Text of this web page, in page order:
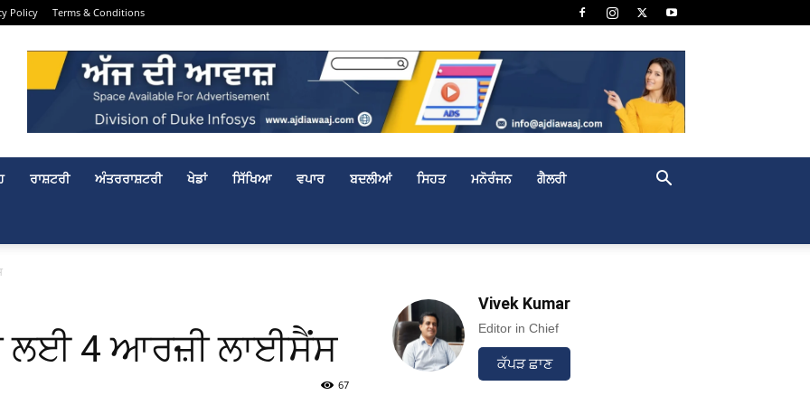
Policy Terms & Conditions
ਰਾਸ਼ਟਰੀ ਅੰਤਰਰਾਸ਼ਟਰੀ ਖੇਡਾਂ ਸਿੱਖਿਆ ਵਪਾਰ ਬਦਲੀਆਂ ਸਿਹਤ ਮਨੋਰੰਜਨ ਗੈਲਰੀ
ਲਈ 4 ਆਰਜ਼ੀ ਲਾਈਸੈਂਸ
67
Vivek Kumar
Editor in Chief
ਕੱਪੜ ਛਾਣ